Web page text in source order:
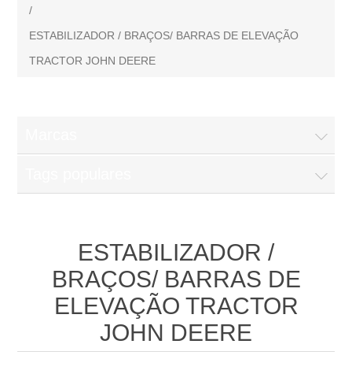
/
ESTABILIZADOR / BRAÇOS/ BARRAS DE ELEVAÇÃO
TRACTOR JOHN DEERE
ESTABILIZADOR /
BRAÇOS/ BARRAS DE
ELEVAÇÃO TRACTOR
JOHN DEERE